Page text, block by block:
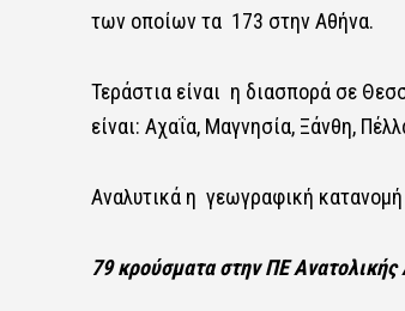
των οποίων τα 173 στην Αθήνα.
Τεράστια είναι η διασπορά σε
είναι: Αχαΐα, Μαγνησία, Ξάνθη,
Αναλυτικά η γεωγραφική
79 κρούσματα στην ΠΕ Ανατολικής